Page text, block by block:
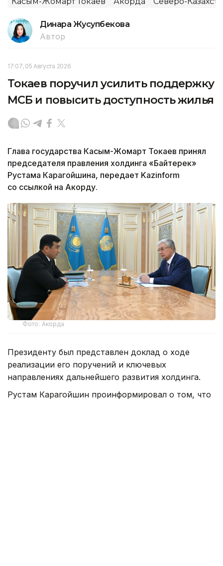
Динара Жусупбекова
Автор
17:07, 05 Августа 2026
Токаев поручил усилить поддержку
МСБ и повысить доступность жилья
Глава государства Касым-Жомарт Токаев принял
председателя правления холдинга «Байтерек»
Рустама Карагойшина, передает Kazinform
со ссылкой на Акорду.
Фото: Акорда
Президенту был представлен доклад о ходе
реализации его поручений и ключевых
направлениях дальнейшего развития холдинга.
Рустам Карагойшин проинформировал о том, что